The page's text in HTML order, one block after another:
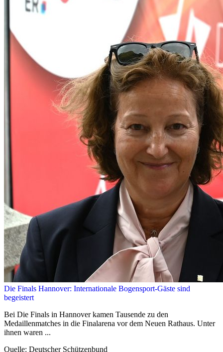
Die Finals Hannover: Internationale Bogensport-Gäste sind
begeistert
Bei Die Finals in Hannover kamen Tausende zu den
Medaillenmatches in die Finalarena vor dem Neuen Rathaus. Unter
ihnen waren ...
Quelle: Deutscher Schützenbund